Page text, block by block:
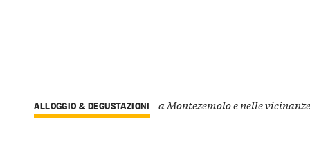
ALLOGGIO & DEGUSTAZIONI a Montezemolo e nelle vicinanze